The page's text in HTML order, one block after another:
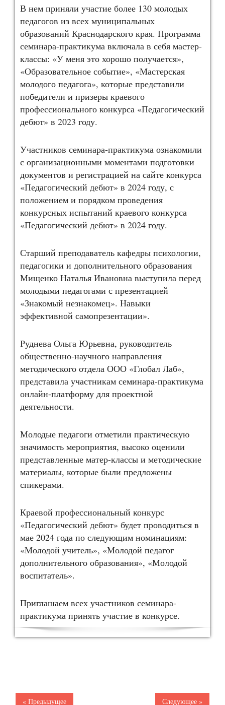
В нем приняли участие более 130 молодых
педагогов из всех муниципальных
образований Краснодарского края. Программа
семинара-практикума включала в себя мастер-
классы: «У меня это хорошо получается»,
«Образовательное событие», «Мастерская
молодого педагога», которые представили
победители и призеры краевого
профессионального конкурса «Педагогический
дебют» в 2023 году.
Участников семинара-практикума ознакомили
с организационными моментами подготовки
документов и регистрацией на сайте конкурса
«Педагогический дебют» в 2024 году, с
положением и порядком проведения
конкурсных испытаний краевого конкурса
«Педагогический дебют» в 2024 году.
Старший преподаватель кафедры психологии,
педагогики и дополнительного образования
Мищенко Наталья Ивановна выступила перед
молодыми педагогами с презентацией
«Знакомый незнакомец». Навыки
эффективной самопрезентации».
Руднева Ольга Юрьевна, руководитель
общественно-научного направления
методического отдела ООО «Глобал Лаб»,
представила участникам семинара-практикума
онлайн-платформу для проектной
деятельности.
Молодые педагоги отметили практическую
значимость мероприятия, высоко оценили
представленные матер-классы и методические
материалы, которые были предложены
спикерами.
Краевой профессиональный конкурс
«Педагогический дебют» будет проводиться в
мае 2024 года по следующим номинациям:
«Молодой учитель», «Молодой педагог
дополнительного образования», «Молодой
воспитатель».
Приглашаем всех участников семинара-
практикума принять участие в конкурсе.
« Предыдущее Следующее »